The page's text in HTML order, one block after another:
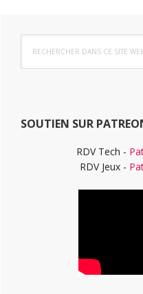
Barre
latérale
dans
ce
SOUTIEN SUR
RDV Tech -
RDV Jeux -